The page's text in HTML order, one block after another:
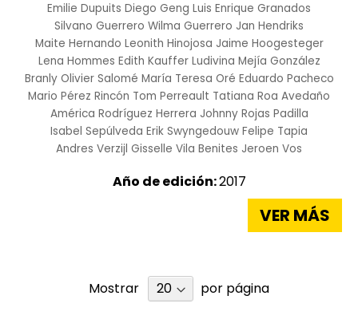
Emilie Dupuits Diego Geng Luis Enrique Granados
Silvano Guerrero Wilma Guerrero Jan Hendriks
Maite Hernando Leonith Hinojosa Jaime Hoogesteger
Lena Hommes Edith Kauffer Ludivina Mejía González
Branly Olivier Salomé María Teresa Oré Eduardo Pacheco
Mario Pérez Rincón Tom Perreault Tatiana Roa Avedaño
América Rodríguez Herrera Johnny Rojas Padilla
Isabel Sepúlveda Erik Swyngedouw Felipe Tapia
Andres Verzijl Gisselle Vila Benites Jeroen Vos
Año de edición:2017
VER MÁS
Mostrar por página